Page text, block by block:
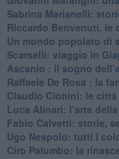
Sabrina Marianelli:
​Riccardo Benvenuti, le
​Un mondo popolato di
​Scarselli: viaggio in
​Ascanio : il sogno
Raffaele De Rosa : la
​Claudio Cionini: le città
Luca Alinari: l’arte
​Fabio Calvetti: storie,
Ugo Nespolo: tutti i
​Ciro Palumbo: la